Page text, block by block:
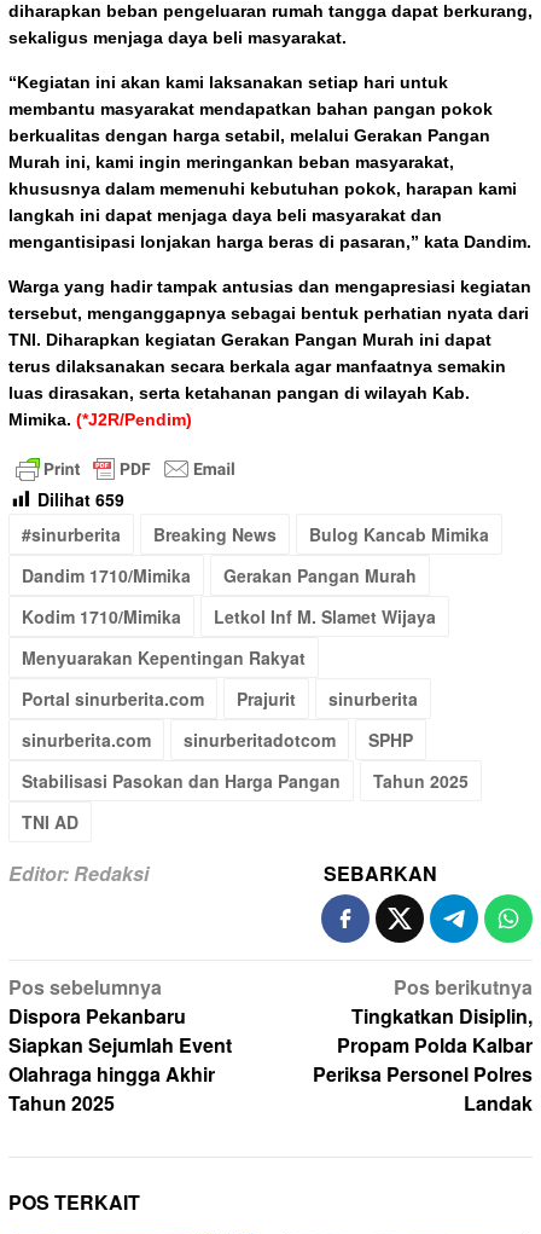
diharapkan beban pengeluaran rumah tangga dapat berkurang,
sekaligus menjaga daya beli masyarakat.
“Kegiatan ini akan kami laksanakan setiap hari untuk
membantu masyarakat mendapatkan bahan pangan pokok
berkualitas dengan harga setabil, melalui Gerakan Pangan
Murah ini, kami ingin meringankan beban masyarakat,
khususnya dalam memenuhi kebutuhan pokok, harapan kami
langkah ini dapat menjaga daya beli masyarakat dan
mengantisipasi lonjakan harga beras di pasaran,” kata Dandim.
Warga yang hadir tampak antusias dan mengapresiasi kegiatan
tersebut, menganggapnya sebagai bentuk perhatian nyata dari
TNI. Diharapkan kegiatan Gerakan Pangan Murah ini dapat
terus dilaksanakan secara berkala agar manfaatnya semakin
luas dirasakan, serta ketahanan pangan di wilayah Kab.
Mimika. (*J2R/Pendim)
Dilihat 659
#sinurberita
Breaking News
Bulog Kancab Mimika
Dandim 1710/Mimika
Gerakan Pangan Murah
Kodim 1710/Mimika
Letkol Inf M. Slamet Wijaya
Menyuarakan Kepentingan Rakyat
Portal sinurberita.com
Prajurit
sinurberita
sinurberita.com
sinurberitadotcom
SPHP
Stabilisasi Pasokan dan Harga Pangan
Tahun 2025
TNI AD
Editor: Redaksi SEBARKAN
Navigasi
pos
Pos sebelumnya
Dispora Pekanbaru
Siapkan Sejumlah Event
Olahraga hingga Akhir
Tahun 2025
Pos berikutnya
Tingkatkan Disiplin,
Propam Polda Kalbar
Periksa Personel Polres
Landak
POS TERKAIT